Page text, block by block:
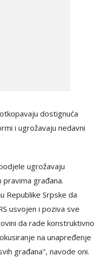
dostignuća
i ugrožavaju nedavni
ugrožavaju
građana.
Republike Srpske da
usvojen i poziva sve
da rade konstruktivno
na unapređenje
građana", navode oni.